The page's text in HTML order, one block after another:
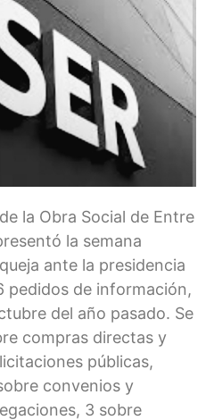
la Obra Social de Entre
la semana
ante la presidencia
pedidos de información,
del año pasado. Se
compras directas y
públicas,
convenios y
3 sobre